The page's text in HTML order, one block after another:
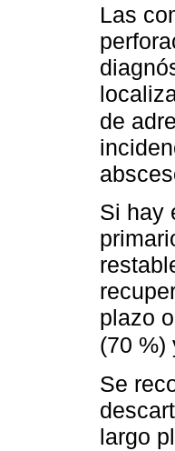
Las
de
Si hay
plazo
(70 %)
Se
largo